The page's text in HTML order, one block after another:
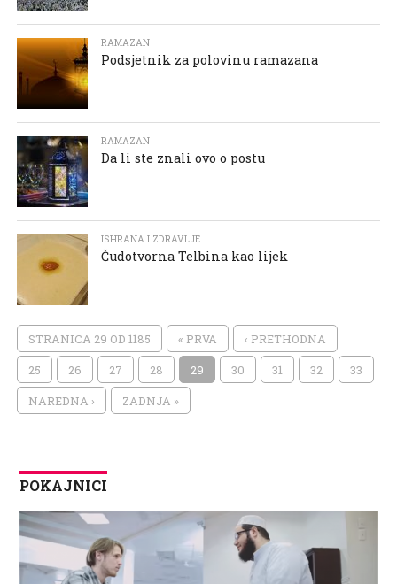
RAMAZAN
Podsjetnik za polovinu ramazana
RAMAZAN
Da li ste znali ovo o postu
ISHRANA I ZDRAVLJE
Čudotvorna Telbina kao lijek
STRANICA 29 OD 1185 « PRVA ‹ PRETHODNA
25 26 27 28 29 30 31 32 33
NAREDNA › ZADNJA »
POKAJNICI